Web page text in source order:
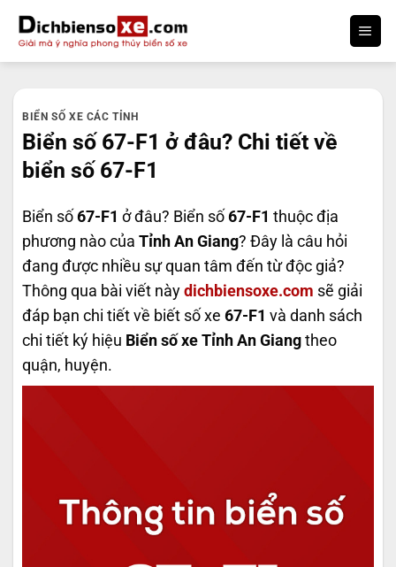
qua
nội
BIỂN SỐ XE CÁC TỈNH
Biển số 67-F1 ở đâu? Chi tiết về
biển số 67-F1
Biển số 67-F1 ở đâu? Biển số 67-F1 thuộc địa
phương nào của Tỉnh An Giang? Đây là câu hỏi
đang được nhiều sự quan tâm đến từ độc giả?
Thông qua bài viết này dichbiensoxe.com sẽ giải
đáp bạn chi tiết về biết số xe 67-F1 và danh sách
chi tiết ký hiệu Biển số xe Tỉnh An Giang theo
quận, huyện.